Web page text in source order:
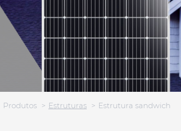
Produtos Estruturas Estrutura sandwich